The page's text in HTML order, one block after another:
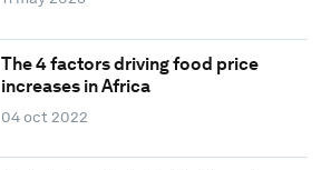
The 4 factors driving food price
increases in Africa
04 oct 2022